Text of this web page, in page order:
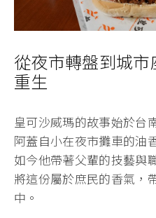
從夜市轉盤到城
重生
皇可沙威瑪的故事始於台
阿蓋自小在夜市攤車的油
如今他帶著父輩的技藝與
將這份屬於庶民的香氣，
中。